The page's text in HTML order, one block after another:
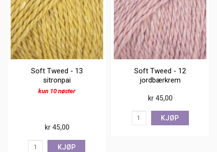
Soft Tweed - 13
sitronpai
kun 10 nøster
kr 45,00
KJØP
Soft Tweed - 12
jordbærkrem
kr 45,00
KJØP